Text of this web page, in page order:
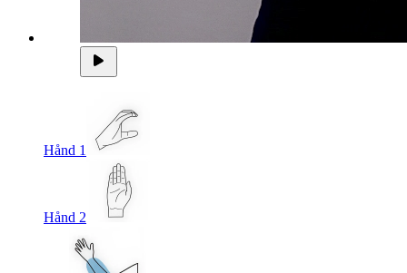
Hånd 1
Hånd 2